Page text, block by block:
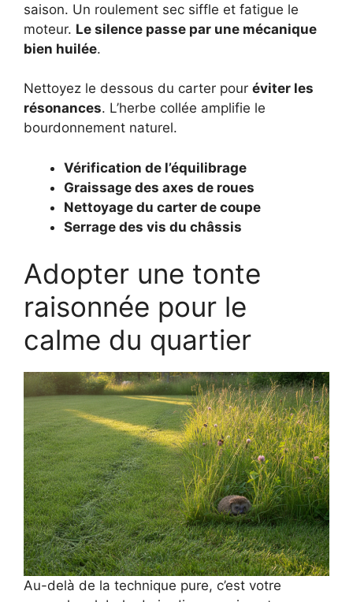
saison. Un roulement sec siffle et fatigue le
moteur. Le silence passe par une mécanique
bien huilée.
Nettoyez le dessous du carter pour éviter les
résonances. L’herbe collée amplifie le
bourdonnement naturel.
Vérification de l’équilibrage
Graissage des axes de roues
Nettoyage du carter de coupe
Serrage des vis du châssis
Adopter une tonte
raisonnée pour le
calme du quartier
Au-delà de la technique pure, c’est votre